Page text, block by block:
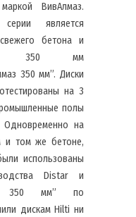
ВивАлмаз.
является
бетона и
350 мм
350 мм”. Диски
на 3
полы
Одновременно на
и том же бетоне,
использованы
Distar и
350 мм” по
дискам Hilti ни